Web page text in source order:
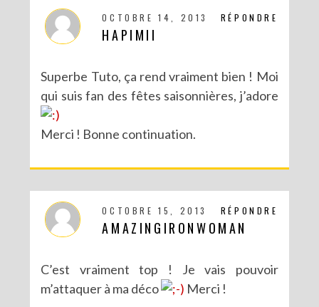
RÉPONDRE
OCTOBRE 14, 2013
HAPIMII
Superbe Tuto, ça rend vraiment bien ! Moi
qui suis fan des fêtes saisonnières, j’adore
Merci ! Bonne continuation.
RÉPONDRE
OCTOBRE 15, 2013
AMAZINGIRONWOMAN
C’est vraiment top ! Je vais pouvoir
m’attaquer à ma déco
Merci !